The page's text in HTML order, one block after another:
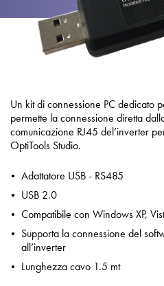
Un kit di connessione PC dedicato
permette la connessione diretta
comunicazione RJ45 del’inverter
OptiTools Studio.
Adattatore USB - RS485
USB 2.0
Compatibile con Windows XP,
Supporta la connessione del
all’inverter
Lunghezza cavo 1.5 mt